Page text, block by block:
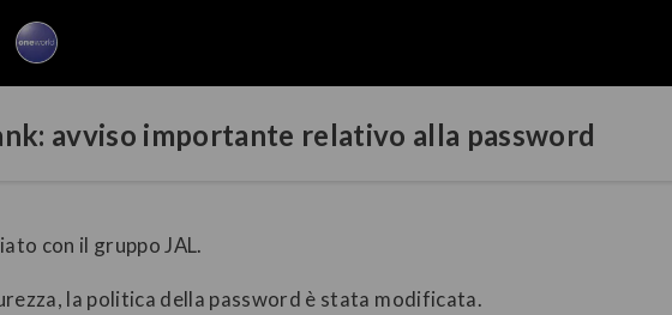
avviso importante relativo alla password
con il gruppo JAL.
la politica della password è stata modificata.